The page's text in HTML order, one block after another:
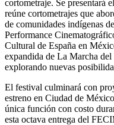
cortometraje. Se presentará
reúne cortometrajes que
de comunidades indígenas
Performance
Cultural de España en
expandida de La Marcha
explorando nuevas
El festival culminará con
estreno en Ciudad de
única función con costo
esta octava entrega del